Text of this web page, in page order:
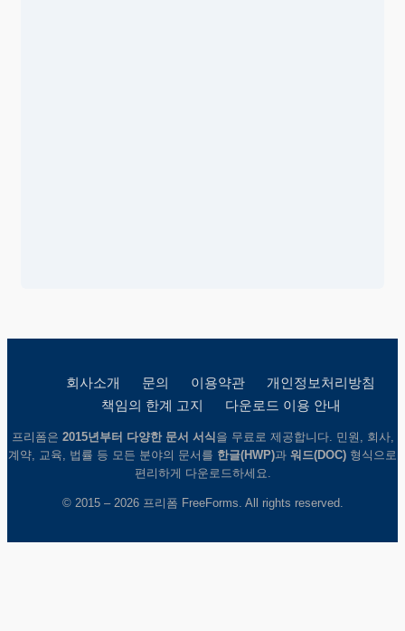
회사소개 문의 이용약관
개인정보처리방침
책임의 한계 고지
다운로드 이용 안내
프리폼은 2015년부터 다양한 문서 서식 을 무료로 제공합니다. 민원, 회사,
계약, 교육, 법률 등 모든 분야의 문서를 한글(HWP)과 워드(DOC) 형식으로
편리하게 다운로드하세요.
© 2015 – 2026 프리폼 FreeForms. All rights reserved.